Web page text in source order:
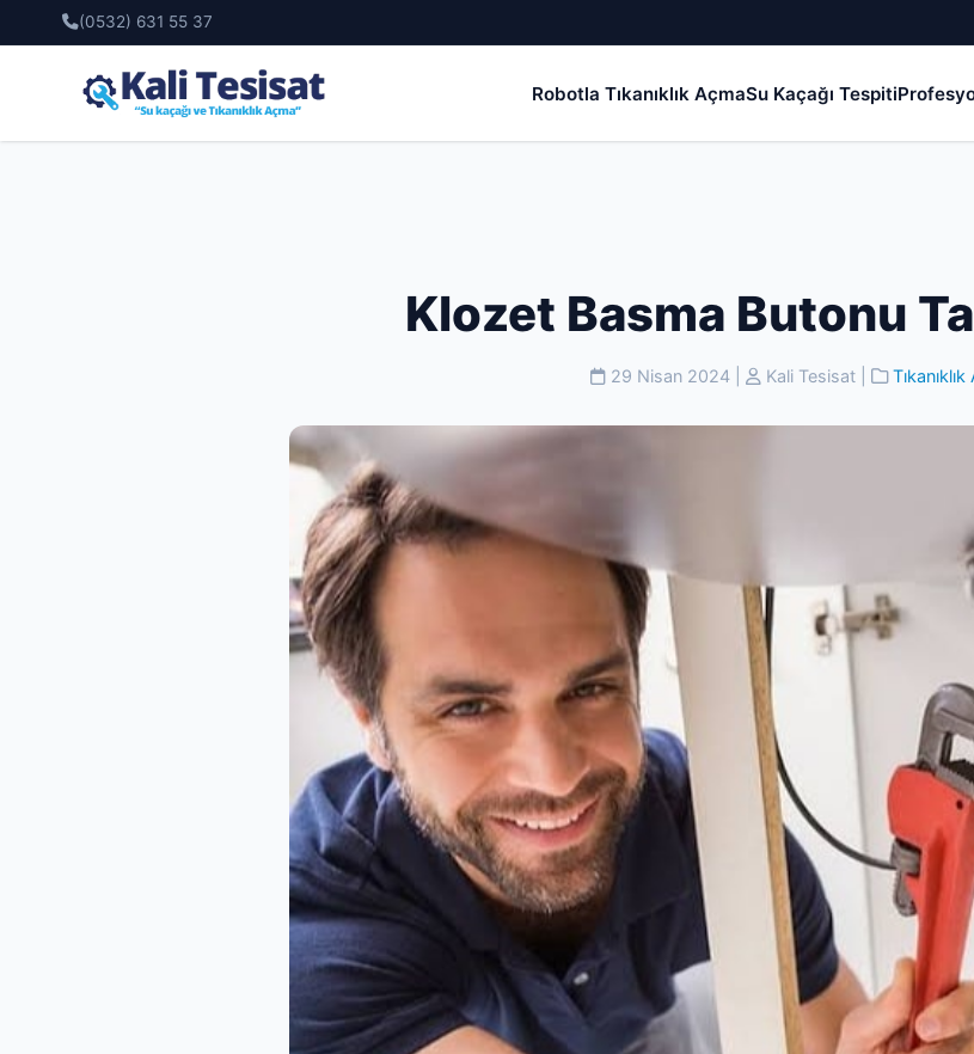
(0532) 631 55 37
Robotla Tıkanıklık AçmaSu Kaçağı Tespiti
Klozet Basma Butonu
29 Nisan 2024| Kali Tesisat|